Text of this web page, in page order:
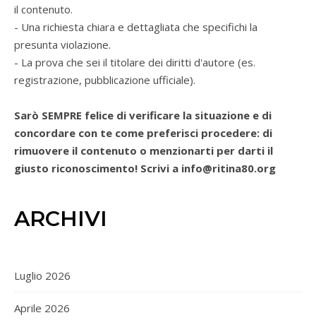
il contenuto.
- Una richiesta chiara e dettagliata che specifichi la
presunta violazione.
- La prova che sei il titolare dei diritti d'autore (es.
registrazione, pubblicazione ufficiale).
Sarò SEMPRE felice di verificare la situazione e di
concordare con te come preferisci procedere: di
rimuovere il contenuto o menzionarti per darti il
giusto riconoscimento! Scrivi a info@ritina80.org
ARCHIVI
Luglio 2026
Aprile 2026